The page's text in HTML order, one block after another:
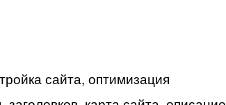
сайта, оптимизация